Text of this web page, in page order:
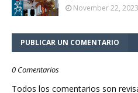
November 22, 2023
PUBLICAR UN COMENTARIO
0 Comentarios
Todos los comentarios son